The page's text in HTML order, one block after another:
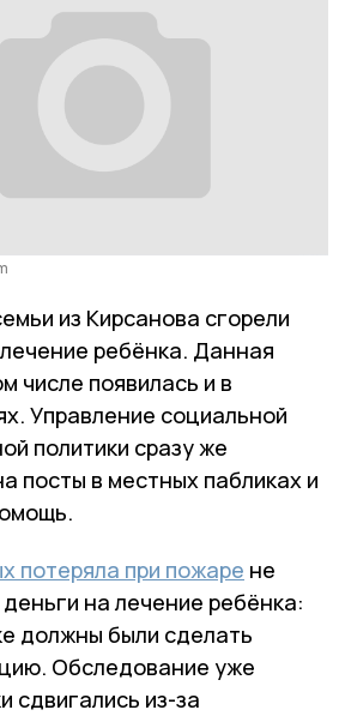
из Кирсанова сгорели
ребёнка. Данная
числе появилась и в
Управление социальной
политики сразу же
посты в местных пабликах и
потеряла при пожаре не
на лечение ребёнка:
должны были сделать
Обследование уже
сдвигались из-за